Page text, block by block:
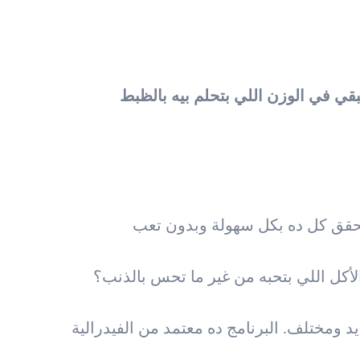
في الوزن اللي بتحلم بيه بالظبط
اللي بتحبه من غير ما تحس بالذنب؟
البرنامج ده معتمد من الفيدرالية